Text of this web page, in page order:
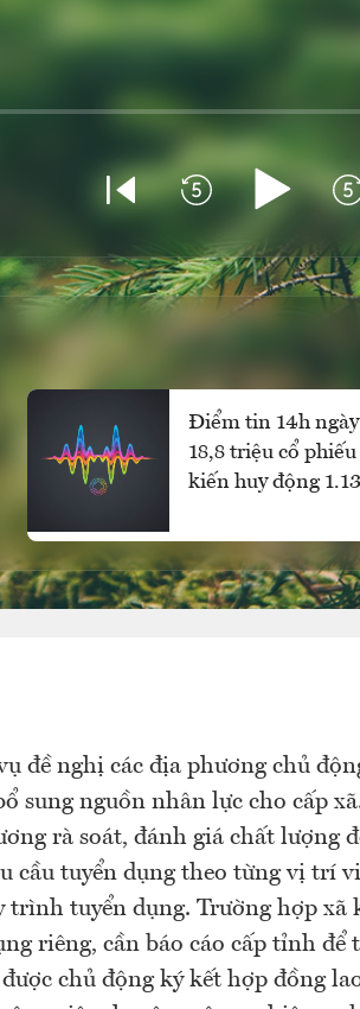
Điểm tin 14h
18,8 triệu cổ
kiến huy động
đề nghị các địa phương chủ
sung nguồn nhân lực cho cấp
rà soát, đánh giá chất lượng
cầu tuyển dụng theo từng vị trí
trình tuyển dụng. Trường hợp xã
riêng, cần báo cáo cấp tỉnh
chủ động ký kết hợp đồng